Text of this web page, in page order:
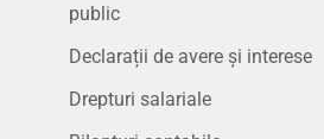
public
Declarații de avere și interese
Drepturi salariale